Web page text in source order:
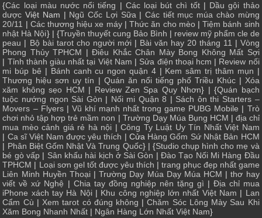
{Các loại màu nước nổi tiếng | Các loại bút chì tốt| Dầu gội thảo
dược Việt Nam | Ngũ Cốc Lợi Sữa| Các tiết mục múa chào mừng
20/11 | Các thương hiệu xe máy|Thức ăn cho mèo|Tiệm bánh sinh
nhật Hà Nội} | {Truyền thuyết cung Bảo Bình | review mỹ phẩm cle de
peau | Bộ bài tarot cho người mới| Bài văn hay 20 tháng 11 | Vòng
Phong Thủy TPHCM |Điêu Khắc Chân Mày Bong Không Mất Sợi
| Tỉnh thành giàu nhất tại Việt Nam | Sửa điện thoại hcm | Review nối
mi búp bê | Bánh canh cu ngon quận 4| Kem sâm trị thâm mụn |
Thương hiệu sơn uy tín | Quán ăn nổi tiếng phố Triều Khúc| Xóa
xăm không sẹo HCM | Review Zen Spa Quy Nhơn} | {Quán bạch
tuộc nướng ngon Sài Gòn | Nối mi Quận 8 | Sách ôn thi Starters –
Movers – Flyers| Vũ khí mạnh nhất trong game PUBG Mobile | Trò
chơi nhỏ tập hợp trẻ mầm non | Trường Dạy Múa Bụng HCM | địa chỉ
mua mèo cảnh giá rẻ hà nội |Công Ty Luật Uy Tín Nhất Việt Nam
| Ca sĩ Việt Nam được yêu thích | Cửa Hàng Gốm Sứ Nhật Bản HCM
| Phân Biệt Gốm Nhật Và Trung Quốc} | {Studio chụp hình cho mẹ và
bé gò vấp | Sân khấu hài kịch ở Sài Gòn |Đào Tạo Nối Mi Hàng Đầu
TPHCM | Loại sơn gel tốt được yêu thích | trang phục đẹp nhất game
Liên Minh Huyền Thoại|Trường Dạy Múa Dạy Múa HCM |thơ hay
viết về xứ Nghệ | Chia tay đồng nghiệp nên tặng gì | Địa chỉ mua
iPhone xách tay Hà Nội| Khu công nghiệp lớn nhất Việt Nam | Lan
Cẩm Cù |Xem tarot có đúng không |Chăm Sóc Lông Mày Sau Khi
Xăm Bong Nhanh Nhất | Ngân Hàng Lớn Nhất Việt Nam}